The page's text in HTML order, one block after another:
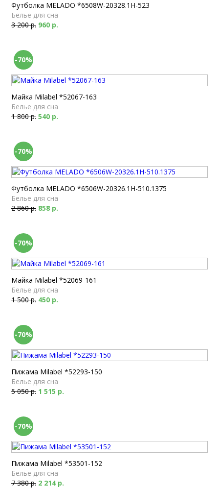
Футболка MELADO *6508W-20328.1H-523
Белье для сна
3 200 р. 960 р.
-70%
Майка Milabel *52067-163
Белье для сна
1 800 р. 540 р.
-70%
Футболка MELADO *6506W-20326.1H-510.1375
Белье для сна
2 860 р. 858 р.
-70%
Майка Milabel *52069-161
Белье для сна
1 500 р. 450 р.
-70%
Пижама Milabel *52293-150
Белье для сна
5 050 р. 1 515 р.
-70%
Пижама Milabel *53501-152
Белье для сна
7 380 р. 2 214 р.